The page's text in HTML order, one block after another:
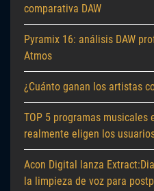
comparativa DAW
Pyramix 16: análisis DAW
Atmos
¿Cuánto ganan los artistas
TOP 5 programas musicales
realmente eligen los
Acon Digital lanza
la limpieza de voz para